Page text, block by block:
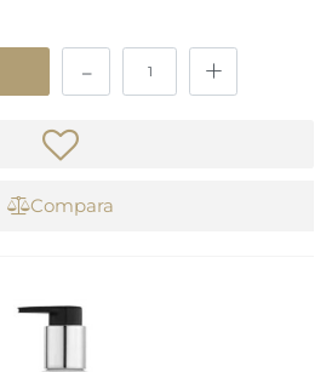
Compara